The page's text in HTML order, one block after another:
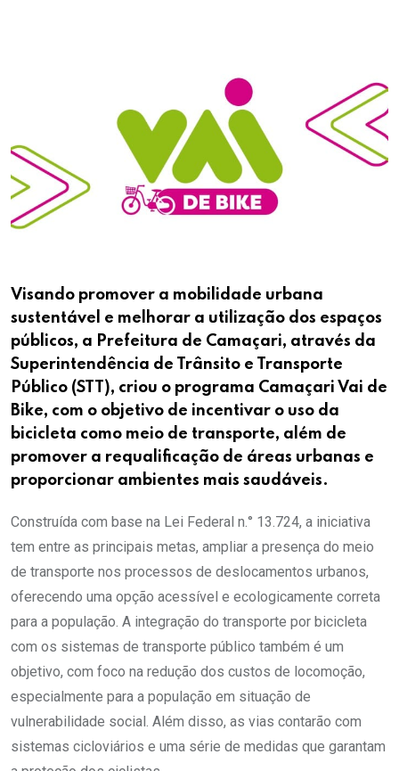
Visando promover a mobilidade urbana
sustentável e melhorar a utilização dos espaços
públicos, a Prefeitura de Camaçari, através da
Superintendência de Trânsito e Transporte
Público (STT), criou o programa Camaçari Vai de
Bike, com o objetivo de incentivar o uso da
bicicleta como meio de transporte, além de
promover a requalificação de áreas urbanas e
proporcionar ambientes mais saudáveis.
Construída com base na Lei Federal n.° 13.724, a iniciativa
tem entre as principais metas, ampliar a presença do meio
de transporte nos processos de deslocamentos urbanos,
oferecendo uma opção acessível e ecologicamente correta
para a população. A integração do transporte por bicicleta
com os sistemas de transporte público também é um
objetivo, com foco na redução dos custos de locomoção,
especialmente para a população em situação de
vulnerabilidade social. Além disso, as vias contarão com
sistemas cicloviários e uma série de medidas que garantam